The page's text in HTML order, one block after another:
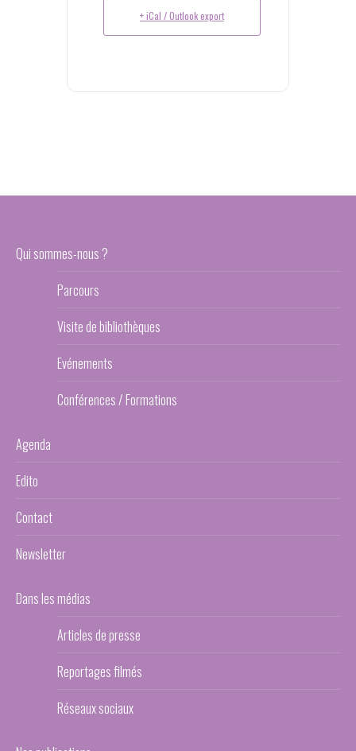
+ iCal / Outlook export
Qui sommes-nous ?
Parcours
Visite de bibliothèques
Evénements
Conférences / Formations
Agenda
Edito
Contact
Newsletter
Dans les médias
Articles de presse
Reportages filmés
Réseaux sociaux